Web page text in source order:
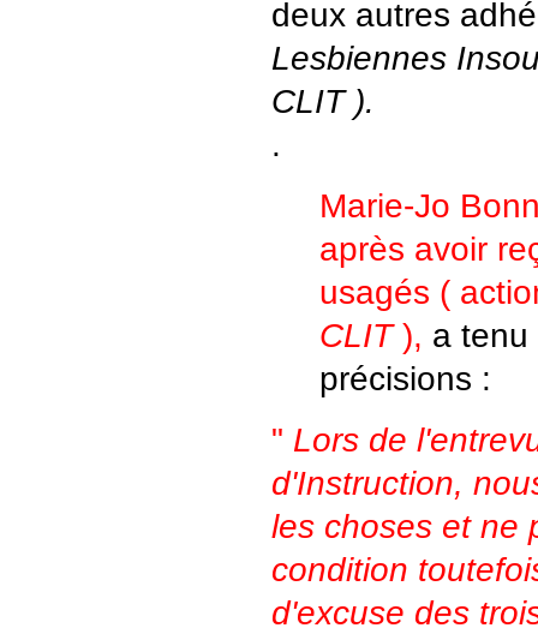
deux autres
Lesbiennes
CLIT ).
.
Marie-Jo
après avoir
usagés (
CLIT), a tenu
précisions :
" Lors de
d'Instruction,
les choses et ne
condition
d'excuse des